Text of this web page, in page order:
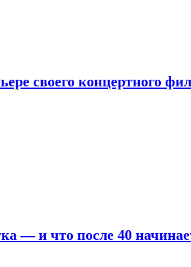
своего концертного
— и что после 40